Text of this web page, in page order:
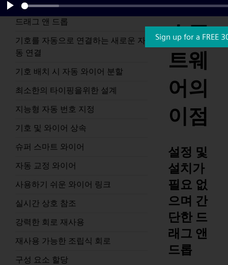
설정 및 설치가 필요 없으며 간단한
드래그 앤 드롭
기호를 자동으로 연결하는 새로운 자
동 연결
기호 배치 시 자동 와이어 분할
최소한의 타이핑을위한 설계
지능형 자동 번호 지정
기호 및 와이어 상속
슈퍼 스마트 와이어
자동 교정 와이어
사용하기 쉬운 와이어 링크
실시간 상호 참조
강력한 회로 재사용
재사용 가능한 조립식 회로
구성 요소 할당
소프
트웨
어의
이점
설정 및
설치가
필요 없
으며 간
단한 드
래그 앤
드롭
Play
Sign up for a FREE